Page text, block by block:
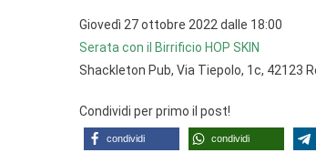
Giovedì 27 ottobre 2022 dalle 18:00
Serata con il Birrificio HOP SKIN
Shackleton Pub, Via Tiepolo, 1c, 42123
Condividi per primo il post!
condividi condividi